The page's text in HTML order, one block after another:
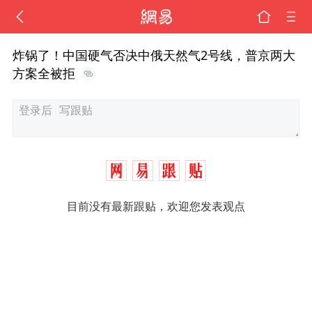
炸锅了！中国硬气否决中俄天然气2号线，普京两大
方案全被拒
目前没有最新跟贴，欢迎您发表观点